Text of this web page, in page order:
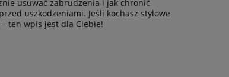
usuwać zabrudzenia i jak chronić
uszkodzeniami. Jeśli kochasz stylowe
ten wpis jest dla Ciebie!